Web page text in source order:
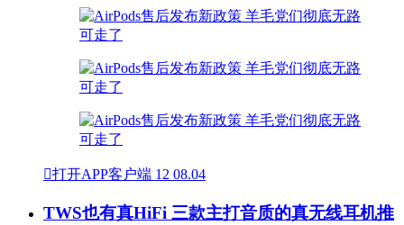
打开APP客户端 12 08.04
TWS也有真HiFi 三款主打音质的真无线耳机推